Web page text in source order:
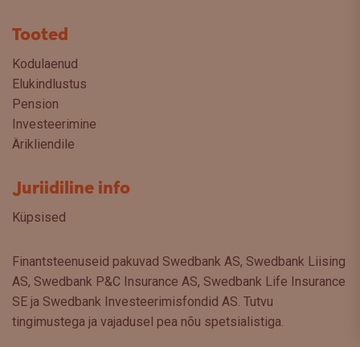
Tooted
Kodulaenud
Elukindlustus
Pension
Investeerimine
Ärikliendile
Juriidiline info
Küpsised
Finantsteenuseid pakuvad Swedbank AS, Swedbank Liising
AS, Swedbank P&C Insurance AS, Swedbank Life Insurance
SE ja Swedbank Investeerimisfondid AS. Tutvu
tingimustega ja vajadusel pea nõu spetsialistiga.